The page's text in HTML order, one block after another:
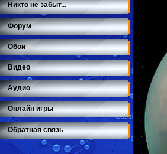
Никто не забыт...
Форум
Обои
Видео
Аудио
Онлайн игры
Обратная связь